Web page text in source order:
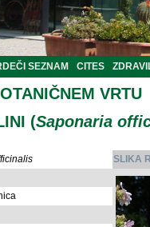
SEZNAM CITES
VRTU
(Saponaria
SLIKA